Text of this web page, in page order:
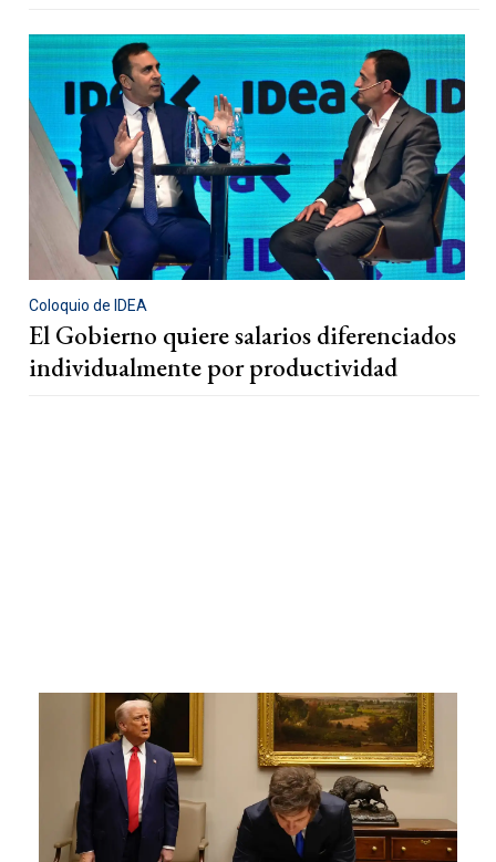
Coloquio de IDEA
El Gobierno quiere salarios diferenciados
individualmente por productividad